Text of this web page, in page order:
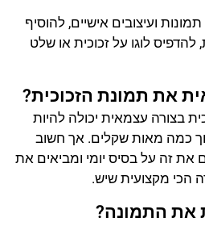
ועיצובים אישיים, להוסיף
לוגו על זכוכית או שלט
את תמונת הזכוכית?
בצורה עצמאית יכולה להיות
כמה מאות שקלים. אך חשוב
את זה על בסיס יומי ומביאים את
הכי מקצועית שיש.
את התמונה?